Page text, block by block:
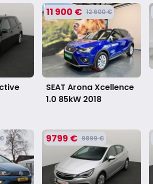
11 900 € 12 600 €
SEAT Arona Xcellence
1.0 85kW 2018
9799 € 9899 €